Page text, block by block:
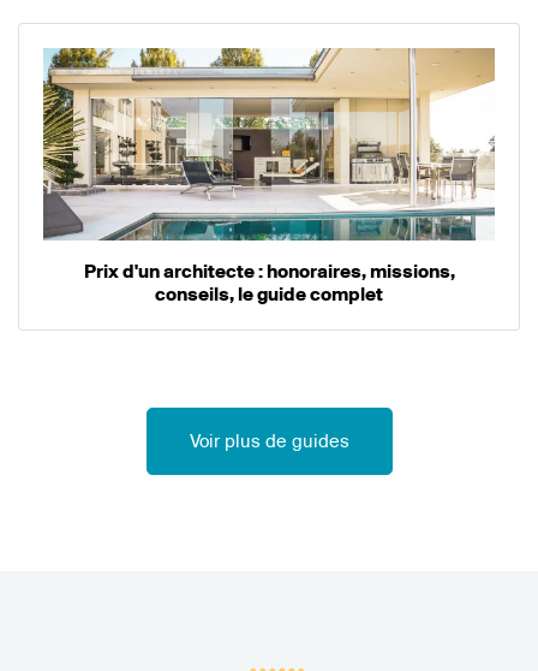
Prix d'un architecte : honoraires, missions,
conseils, le guide complet
Voir plus de guides